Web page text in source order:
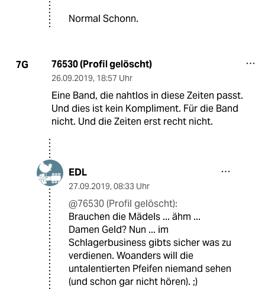
Normal Schonn.
7G 76530 (Profil gelöscht)
26.09.2019, 18:57 Uhr
Eine Band, die nahtlos in diese Zeiten passt.
Und dies ist kein Kompliment. Für die Band
nicht. Und die Zeiten erst recht nicht.
EDL
27.09.2019, 08:33 Uhr
@76530 (Profil gelöscht):
Brauchen die Mädels ... ähm ...
Damen Geld? Nun ... im
Schlagerbusiness gibts sicher was zu
verdienen. Woanders will die
untalentierten Pfeifen niemand sehen
(und schon gar nicht hören). ;)